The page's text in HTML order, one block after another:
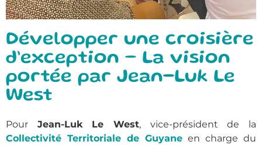
Développer une croisière
d’exception – La vision
portée par Jean-Luk Le
West
Pour Jean-Luk Le West, vice-président de la
Collectivité Territoriale de Guyane en charge du